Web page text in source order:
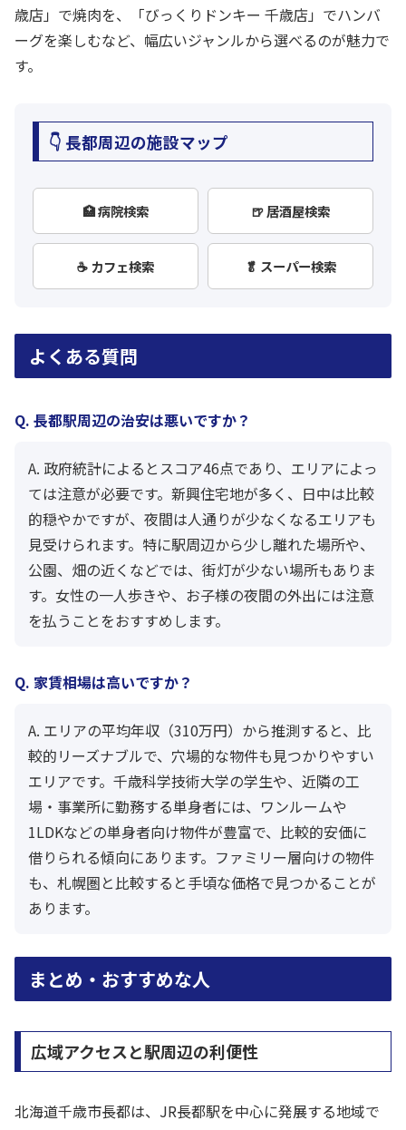
歳店」で焼肉を、「びっくりドンキー 千歳店」でハンバ
ーグを楽しむなど、幅広いジャンルから選べるのが魅力で
す。
👇 長都周辺の施設マップ
🏥 病院検索 🍺 居酒屋検索
☕ カフェ検索 🥬 スーパー検索
よくある質問
Q. 長都駅周辺の治安は悪いですか？
A. 政府統計によるとスコア46点であり、エリアによっ
ては注意が必要です。新興住宅地が多く、日中は比較
的穏やかですが、夜間は人通りが少なくなるエリアも
見受けられます。特に駅周辺から少し離れた場所や、
公園、畑の近くなどでは、街灯が少ない場所もありま
す。女性の一人歩きや、お子様の夜間の外出には注意
を払うことをおすすめします。
Q. 家賃相場は高いですか？
A. エリアの平均年収（310万円）から推測すると、比
較的リーズナブルで、穴場的な物件も見つかりやすい
エリアです。千歳科学技術大学の学生や、近隣の工
場・事業所に勤務する単身者には、ワンルームや
1LDKなどの単身者向け物件が豊富で、比較的安価に
借りられる傾向にあります。ファミリー層向けの物件
も、札幌圏と比較すると手頃な価格で見つかることが
あります。
まとめ・おすすめな人
広域アクセスと駅周辺の利便性
北海道千歳市長都は、JR長都駅を中心に発展する地域で